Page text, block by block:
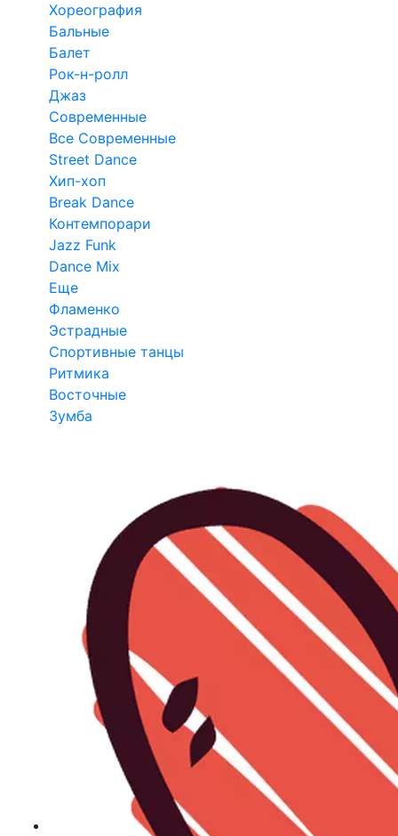
Хореография
Бальные
Балет
Рок-н-ролл
Джаз
Современные
Все Современные
Street Dance
Хип-хоп
Break Dance
Контемпорари
Jazz Funk
Dance Mix
Еще
Фламенко
Эстрадные
Спортивные танцы
Ритмика
Восточные
Зумба